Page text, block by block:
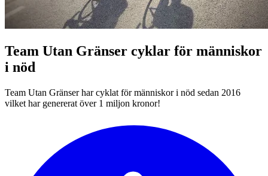
Team Utan Gränser cyklar för människor
i nöd
Team Utan Gränser har cyklat för människor i nöd sedan 2016
vilket har genererat över 1 miljon kronor!